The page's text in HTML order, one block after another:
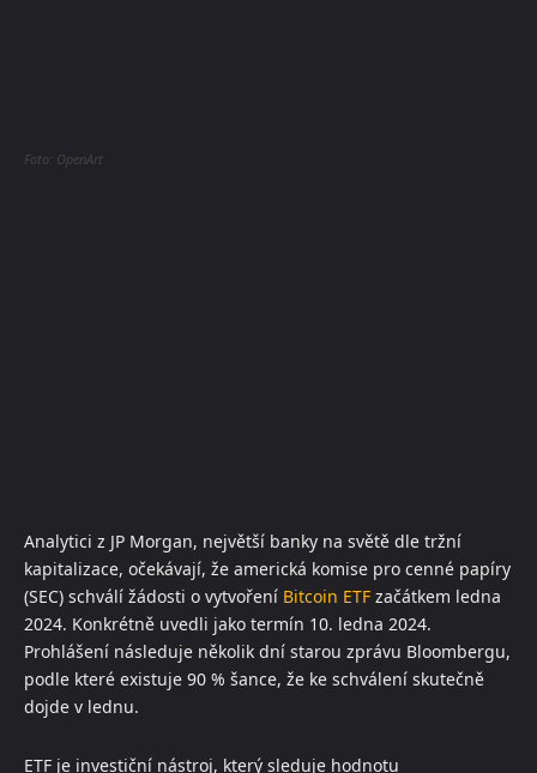
Foto: OpenArt
Analytici z JP Morgan, největší banky na světě dle tržní
kapitalizace, očekávají, že americká komise pro cenné papíry
(SEC) schválí žádosti o vytvoření Bitcoin ETF začátkem ledna
2024. Konkrétně uvedli jako termín 10. ledna 2024.
Prohlášení následuje několik dní starou zprávu Bloombergu,
podle které existuje 90 % šance, že ke schválení skutečně
dojde v lednu.
ETF je investiční nástroj, který sleduje hodnotu